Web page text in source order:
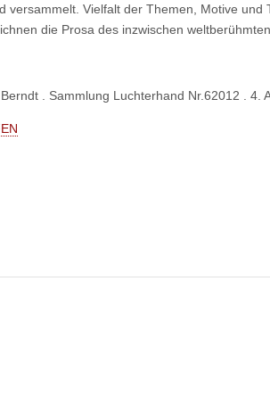
Vielfalt der Themen, Motive und
die Prosa des inzwischen
. Sammlung Luchterhand Nr.62012 . 4.